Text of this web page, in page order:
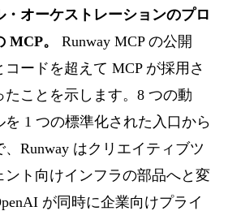
・オーケストレーションのプロ
MCP。
Runway MCP の公開
ードを超えて MCP が採用さ
たことを示します。8 つの動
を 1 つの標準化された入口から
Runway はクリエイティブツ
ント向けインフラの部品へと変
が同時に企業向けプライ